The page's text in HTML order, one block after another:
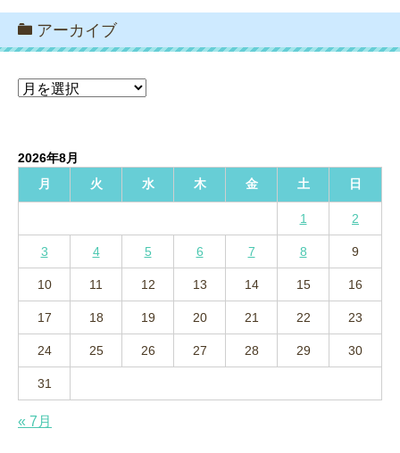
アーカイブ
ア
ブ
2026年8月
月
火 水 木 金 土 日
1 2
3 4 5 6 7 8 9
10 11 12 13 14 15 16
17 18 19 20 21 22 23
24 25 26 27 28 29 30
31
« 7月